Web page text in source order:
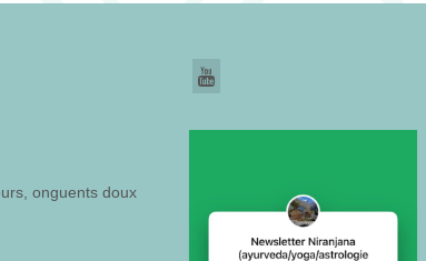
onguents doux